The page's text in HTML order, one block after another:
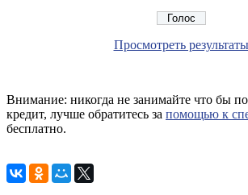
Просмотреть результаты
Внимание: никогда не занимайте что бы
кредит, лучше обратитесь за помощью к
бесплатно.